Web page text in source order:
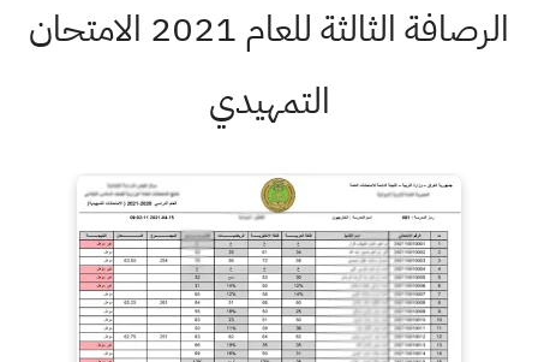
الرصافة الثالثة للعام 2021 الامتحان
التمهيدي